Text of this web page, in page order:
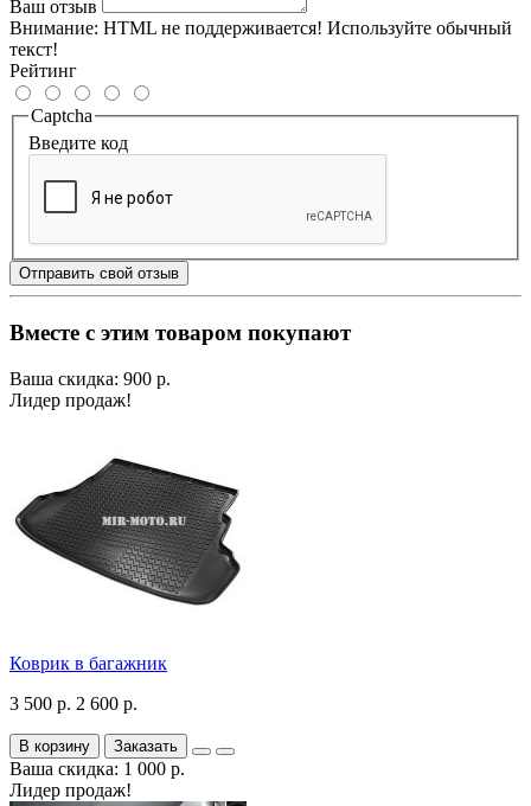
Ваш отзыв
Внимание: HTML не поддерживается! Используйте обычный
текст!
Рейтинг
Captcha
Введите код
Отправить свой отзыв
Вместе с этим товаром покупают
Ваша скидка: 900 р.
Лидер продаж!
Коврик в багажник
3 500 р. 2 600 р.
В корзину Заказать
Ваша скидка: 1 000 р.
Лидер продаж!